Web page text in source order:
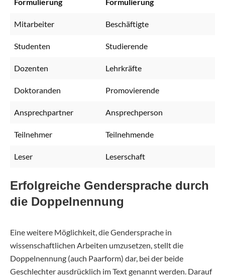
Formulierung Formulierung
Mitarbeiter Beschäftigte
Studenten Studierende
Dozenten Lehrkräfte
Doktoranden Promovierende
Ansprechpartner Ansprechperson
Teilnehmer Teilnehmende
Leser Leserschaft
Erfolgreiche Gendersprache durch
die Doppelnennung
Eine weitere Möglichkeit, die Gendersprache in
wissenschaftlichen Arbeiten umzusetzen, stellt die
Doppelnennung (auch Paarform) dar, bei der beide
Geschlechter ausdrücklich im Text genannt werden. Darauf